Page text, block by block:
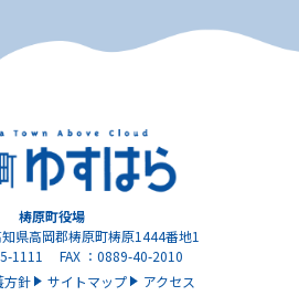
梼原町役場
県高岡郡梼原町梼原1444番地1
1111 FAX ：0889-40-2010
方針
サイトマップ アクセス